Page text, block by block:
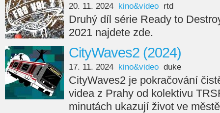
20. 11. 2024 kino&video rtd
Druhý díl série Ready to
2021 najdete zde.
CityWaves2 (2024)
17. 11. 2024 kino&video duke
CityWaves2 je pokračování
videa z Prahy od kolektivu
minutách ukazují život ve